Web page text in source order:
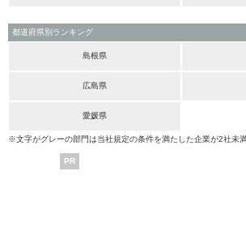
都道府県別ランキング
島根県
広島県
愛媛県
※文字がグレーの部門は当社規定の条件を満たした企業が2社未
PR